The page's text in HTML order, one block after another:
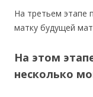
На третьем этапе
матку будущей
На этом
несколько